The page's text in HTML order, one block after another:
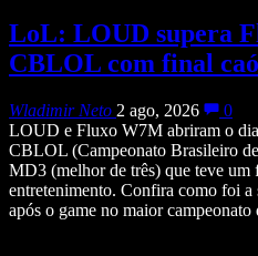
LoL: LOUD supera
CBLOL com final
Wladimir Neto 2 ago, 2026
0
LOUD e Fluxo W7M abriram o dia
CBLOL (Campeonato Brasileiro
MD3 (melhor de três) que teve um
entretenimento. Confira como foi a
após o game no maior